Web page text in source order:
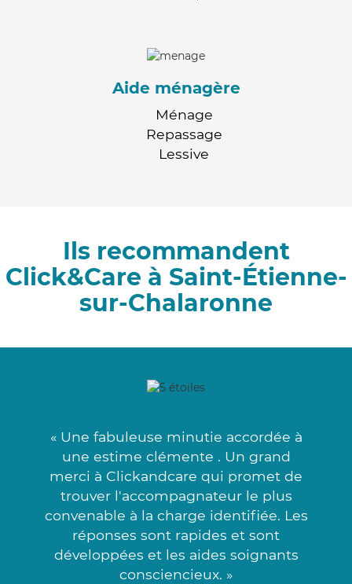
Aide ménagère
Ménage
Repassage
Lessive
Ils recommandent
Click&Care à Saint-Étienne-
sur-Chalaronne
« Une fabuleuse minutie accordée à
une estime clémente . Un grand
merci à Clickandcare qui promet de
trouver l'accompagnateur le plus
convenable à la charge identifiée. Les
réponses sont rapides et sont
développées et les aides soignants
consciencieux. »